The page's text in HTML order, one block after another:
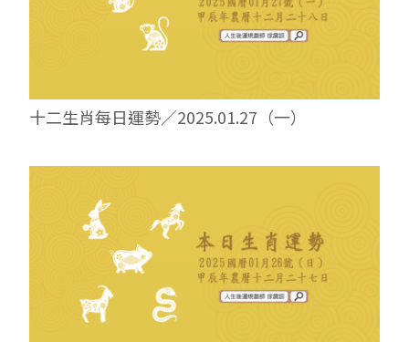
十二生肖每日運勢／2025.01.27（一）